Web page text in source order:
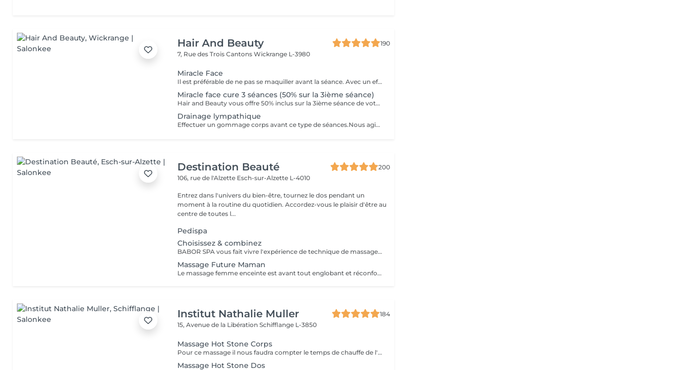
Hair And Beauty
190
7, Rue des Trois CantonsWickrange L-3980
Miracle Face
Il est préférable de ne pas se maquiller avant la séance. Avec un effet de lifting immédiat, ce massage facial draine, accentue les contours du visage et favorise la revitalisation naturelle de la peau. Il a pour fonction de drainer (poches,d'entretenir la jawline et d'entretenir un joli contour du visage. Avec des manoeuvres de drainage lymphatique et un massage très protocolaire cela permet d'obtenir un résultat aussi spécial que la version corporelle Renata Franca.
Miracle face cure 3 séances (50% sur la 3ième séance)
Hair and Beauty vous offre 50% inclus sur la 3ième séance de votre abonnement
Drainage lympathique
Effectuer un gommage corps avant ce type de séances.Nous agissons sur la rétention d'eau,la cellulite aqueuse,adipeuse et fibreuse.Nous activons l'élimination des toxines accélerant la circulation de la lymphe et du sang. ..
Destination Beauté
200
106, rue de l'Alzette Esch-sur-Alzette L-4010
Entrez dans l'univers du bien-être, tournez le dos pendant un
moment à la routine du quotidien. Accordez-vous le plaisir d'être au
centre de toutes l...
Pedispa
Choisissez & combinez
BABOR SPA vous fait vivre l'expérience de technique de massage grâce à des arômes délicats, des textures caressantes et des soins efficaces. Que voulez-vous ressentir ? Décidez vous même! SHAPING FOR BODY - Modèle mes sens. Définit une silhouette séduisante et affinée. ENERGIZING LIME MANDARIN - Eveille mes sens. Met tous les sens en éveil et apporte vivacité à la peau. RELAXING LAVENDER MINT - Relaxe mes sens. Caresse la peau et apporte une peau intérieure totale. BALANCING CASHMERE WOOD - Renforce mes sens. Apporte force intérieure et une peau plus résistante.
Massage Future Maman
Le massage femme enceinte est avant tout englobant et réconfortant. Ce massage utilise des techniques spécifiques permettant de soulager les tensions musculaires particulières pendant la grossesse.
Institut Nathalie Muller
184
15, Avenue de la LibérationSchifflange L-3850
Massage Hot Stone Corps
Pour ce massage il nous faudra compter le temps de chauffe de l'appareil alors prenez rendez vous à partir de 9h30 pour les soins le matin.
Massage Hot Stone Dos